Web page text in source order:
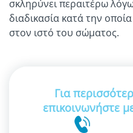
σκληρύνει περαιτέρω
διαδικασία κατά την
στον ιστό του σώματος.
Για
επικοινωνήστε